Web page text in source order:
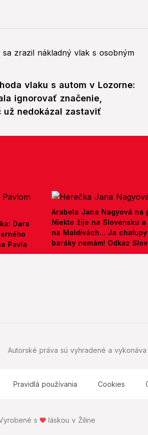
vlaku s autom v Lozorne:
ignorovať značenie,
už nedokázal zastaviť
Dara
Pavla
Arabela Jana Nagyová na
Niekto žije na Slovensku
na Maldivách... Ja chalupy
baráky nemám! Odkaz
Autorské práva sú vyhradené a
Pravidlá používania Cookies
s láskou v Žiline